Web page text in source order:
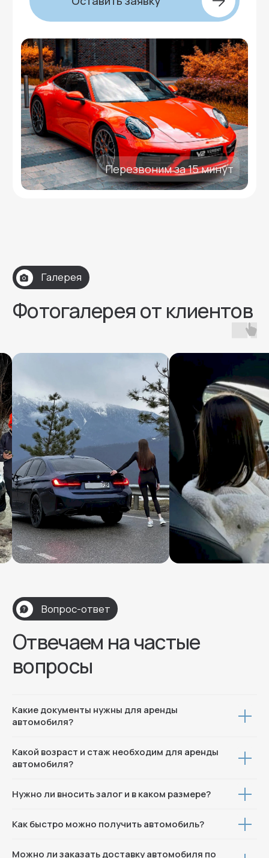
Какие документы нужны для аренды
автомобиля?
Какой возраст и стаж необходим для аренды
автомобиля?
Нужно ли вносить залог и в каком размере?
Как быстро можно получить автомобиль?
Можно ли заказать доставку автомобиля по
Акции
Контакты
О компании
Автопарк
Москва, ул. Пресненская наб 8 с1
V2Rent
© 2025 Все права защищены
Аренда автомобилей в Москве и по России
Меню
+7 (996) 704-78-01